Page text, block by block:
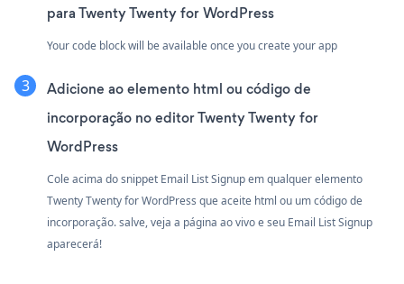
para Twenty Twenty for WordPress
Your code block will be available once you create your app
Adicione ao elemento html ou código de
incorporação no editor Twenty Twenty for
WordPress
Cole acima do snippet Email List Signup em qualquer elemento
Twenty Twenty for WordPress que aceite html ou um código de
incorporação. salve, veja a página ao vivo e seu Email List Signup
aparecerá!